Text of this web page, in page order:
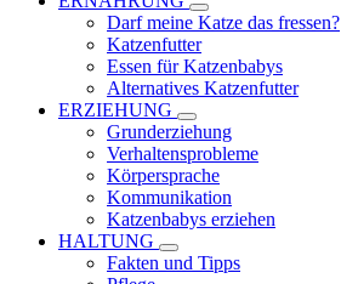
Darf meine Katze das fressen?
Katzenfutter
Essen für Katzenbabys
Alternatives Katzenfutter
ERZIEHUNG
Grunderziehung
Verhaltensprobleme
Körpersprache
Kommunikation
Katzenbabys erziehen
HALTUNG
Fakten und Tipps